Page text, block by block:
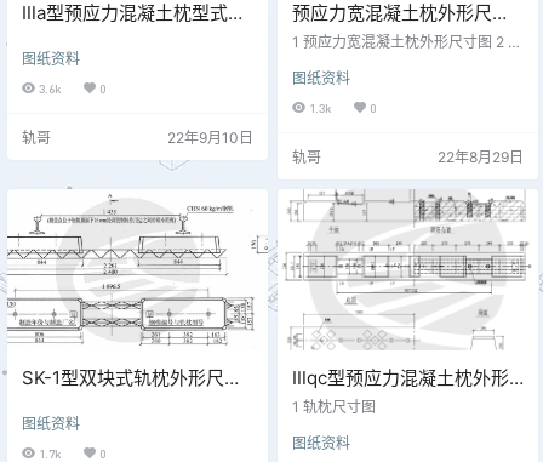
Ⅲa型预应力混凝土枕型式尺
图纸资料
3.6k 0
轨哥 22年9月10日
预应力宽混凝土枕外形尺寸
图 专线3199
1 预应力宽混凝土枕外形尺寸图 2 预
线3199《预应力宽混凝土枕》专业
设计院 1982年
图纸资料
1.3k 0
轨哥 22年8月29日
SK-1型双块式轨枕外形尺寸
图纸资料
1.7k 0
Ⅲqc型预应力混凝土枕外形
尺寸图
1 轨枕尺寸图
图纸资料